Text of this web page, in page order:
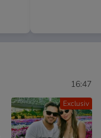
Exclusiv
16:47